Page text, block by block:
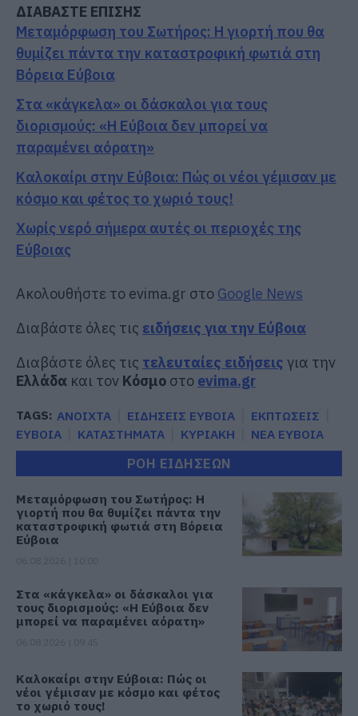
ΔΙΑΒΑΣΤΕ ΕΠΙΣΗΣ
Μεταμόρφωση του Σωτήρος: Η γιορτή που θα
θυμίζει πάντα την καταστροφική φωτιά στη
Βόρεια Εύβοια
Στα «κάγκελα» οι δάσκαλοι για τους
διορισμούς: «Η Εύβοια δεν μπορεί να
παραμένει αόρατη»
Καλοκαίρι στην Εύβοια: Πώς οι νέοι γέμισαν με
κόσμο και φέτος το χωριό τους!
Χωρίς νερό σήμερα αυτές οι περιοχές της
Εύβοιας
Ακολουθήστε το evima.gr στο Google News
Διαβάστε όλες τις ειδήσεις για την Εύβοια
Διαβάστε όλες τις τελευταίες ειδήσεις για την
Ελλάδα και τον Κόσμο στο evima.gr
TAGS: ΑΝΟΙΧΤΑ ΕΙΔΗΣΕΙΣ ΕΥΒΟΙΑ
ΕΚΠΤΩΣΕΙΣ
ΕΥΒΟΙΑ
ΚΑΤΑΣΤΗΜΑΤΑ ΚΥΡΙΑΚΗ ΝΕΑ ΕΥΒΟΙΑ
ΡΟΗ ΕΙΔΗΣΕΩΝ
Μεταμόρφωση του Σωτήρος: Η
γιορτή που θα θυμίζει πάντα την
καταστροφική φωτιά στη Βόρεια
Εύβοια
Στα «κάγκελα» οι δάσκαλοι για
τους διορισμούς: «Η Εύβοια δεν
μπορεί να παραμένει αόρατη»
Καλοκαίρι στην Εύβοια: Πώς οι
νέοι γέμισαν με κόσμο και φέτος
το χωριό τους!